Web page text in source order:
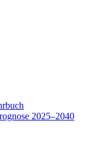
2025–2040